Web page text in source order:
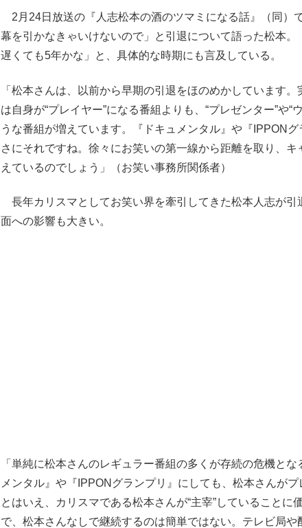
2月24日放送の『人志松本の酒のツマミになる話』（同）
幕を引かなきゃいけないので」と引退について語った松本。
遅くても5年かな」と、具体的な時期にも言及している。
「松本さんは、以前から早期の引退をほのめかしています
は自身が“プレイヤー”になる番組よりも、“プレゼンター”や“
うな番組が増えています。『ドキュメンタル』や『IPPONグ
さにそれですね。徐々にお笑いの第一線から距離を取り、キ
えているのでしょう」（お笑い事務所関係者）
長年カリスマとしてお笑い界を牽引してきた松本人志が引
面への影響も大きい。
「単純に松本さんのレギュラー番組の多くが存続の危機とな
メンタル』や『IPPONグランプリ』にしても、松本さんが
とはいえ、カリスマである松本さんが“主宰”していることに
で、松本さんなしで継続するのは簡単ではない。テレビ局や